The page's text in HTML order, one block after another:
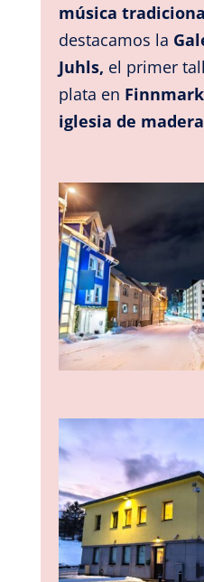
música
destacamos la
Juhls, el primer
plata en
iglesia de